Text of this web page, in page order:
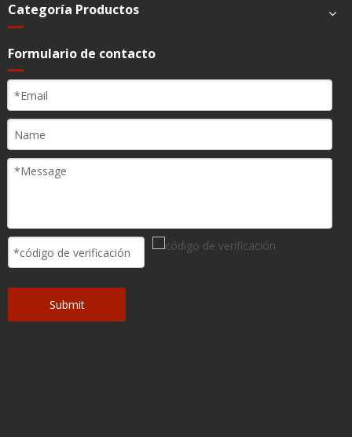
Categoría Productos
Formulario de contacto
Submit